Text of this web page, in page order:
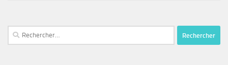
Rechercher :